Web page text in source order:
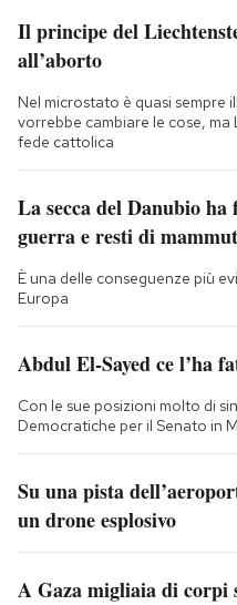
Il principe del
all’aborto
Nel microstato è quasi sempre
vorrebbe cambiare le cose,
fede cattolica
La secca del Danubio
guerra e resti di mammut
È una delle conseguenze più
Europa
Abdul El-Sayed ce l’ha
Con le sue posizioni molto di
Democratiche per il Senato in
Su una pista
un drone esplosivo
A Gaza migliaia di corpi